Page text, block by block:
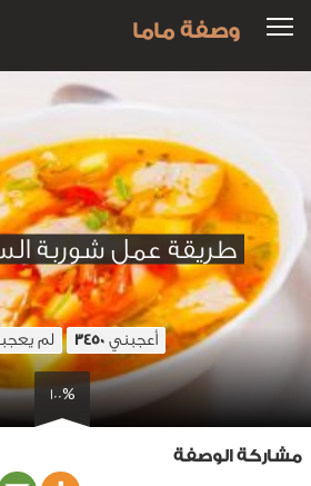
وصفة ماما
طريقة عمل شوربة
أعجبني3450 لم
100%
مشاركة الوصفة